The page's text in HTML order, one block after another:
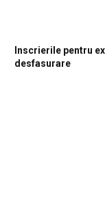
Inscrierile pentru
desfasurare